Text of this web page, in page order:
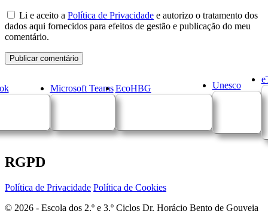
Li e aceito a Política de Privacidade e autorizo o tratamento dos
dados aqui fornecidos para efeitos de gestão e publicação do meu
comentário.
Microsoft Teams EcoHBG Unesco
RGPD
Política de Privacidade Política de Cookies
© 2026 - Escola dos 2.º e 3.º Ciclos Dr. Horácio Bento de Gouveia